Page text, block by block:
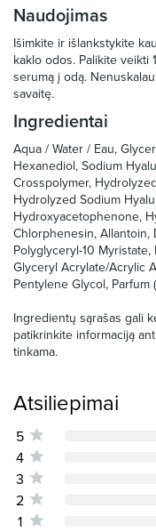
Naudojimas
Išimkite ir išlankstykite
kaklo odos. Palikite veikti
serumą į odą.
savaitę.
Ingredientai
Aqua / Water / Eau,
Hexanediol, Sodium
Crosspolymer,
Hydrolyzed Sodium
Hydroxyacetophenone,
Chlorphenesin, Allantoin,
Polyglyceryl-10
Glyceryl Acrylate/Acrylic
Pentylene Glycol, Parfum
Ingredientų sąrašas gali
patikrinkite informaciją
tinkama.
Atsiliepimai
5
4
3
2
1